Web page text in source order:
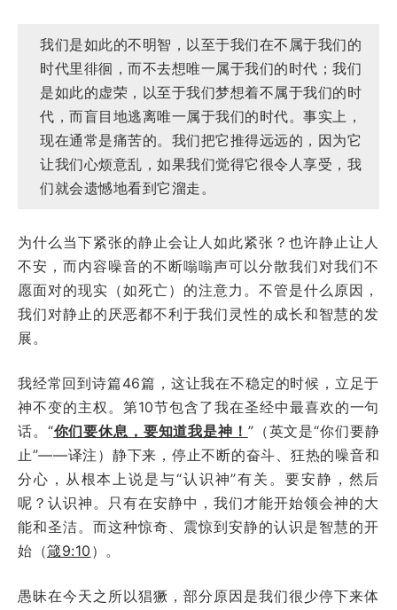
我们是如此的不明智，以至于我们在不属于我们的
时代里徘徊，而不去想唯一属于我们的时代；我们
是如此的虚荣，以至于我们梦想着不属于我们的时
代，而盲目地逃离唯一属于我们的时代。事实上，
现在通常是痛苦的。我们把它推得远远的，因为它
让我们心烦意乱，如果我们觉得它很令人享受，我
们就会遗憾地看到它溜走。
为什么当下紧张的静止会让人如此紧张？也许静止让人
不安，而内容噪音的不断嗡嗡声可以分散我们对我们不
愿面对的现实（如死亡）的注意力。不管是什么原因，
我们对静止的厌恶都不利于我们灵性的成长和智慧的发
展。
我经常回到诗篇46篇，这让我在不稳定的时候，立足于
神不变的主权。第10节包含了我在圣经中最喜欢的一句
话。“你们要休息，要知道我是神！ ”（英文是“你们要静
止”——译注）静下来，停止不断的奋斗、狂热的噪音和
分心，从根本上说是与“认识神”有关。要安静，然后
呢？认识神。只有在安静中，我们才能开始领会神的大
能和圣洁。而这种惊奇、震惊到安静的认识是智慧的开
始（箴9:10 ）。
愚昧在今天之所以猖獗，部分原因是我们很少停下来体